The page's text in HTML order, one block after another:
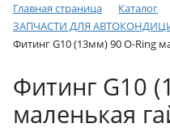
Главная страница
Каталог
ЗАПЧАСТИ ДЛЯ
Фитинг G10 (13мм) 90 O-Ring
Фитинг G10
маленькая